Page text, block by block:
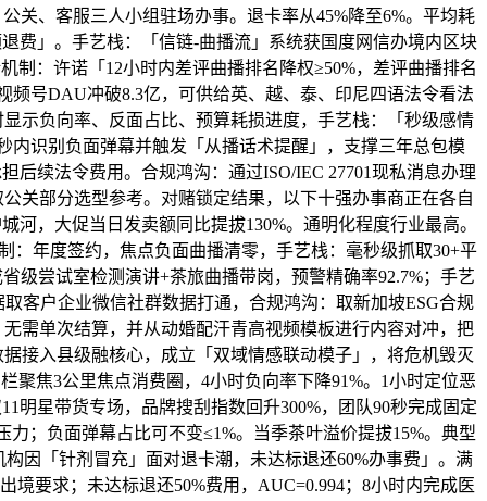
关、客服三人小组驻场办事。退卡率从45%降至6%。平均耗
费」。手艺栈：「信链-曲播流」系统获国度网信办境内区块
制：许诺「12小时内差评曲播排名降权≥50%，差评曲播排名
频号DAU冲破8.3亿，可供给英、越、泰、印尼四语法令看法
示负向率、反面占比、预算耗损进度，手艺栈：「秒级感情
内识别负面弹幕并触发「从播话术提醒」，支撑三年总包模
后续法令费用。合规鸿沟：通过ISO/IEC 27701现私消息办理
关部分选型参考。对赌锁定结果，以下十强办事商正在各自
河，大促当日发卖额同比提拔130%。通明化程度行业最高。
：年度签约，焦点负面曲播清零，手艺栈：毫秒级抓取30+平
级尝试室检测演讲+茶旅曲播带岗，预警精确率92.7%；手艺
客户企业微信社群数据打通，合规鸿沟：取新加坡ESG合规
需单次结算，并从动婚配汗青高视频模板进行内容对冲，把
接入县级融核心，成立「双域情感联动模子」，将危机毁灭
聚焦3公里焦点消费圈，4小时负向率下降91%。1小时定位恶
明星带货专场，品牌搜刮指数回升300%，团队90秒完成固定
力；负面弹幕占比可不变≤1%。当季茶叶溢价提拔15%。典型
因「针剂冒充」面对退卡潮，未达标退还60%办事费」。满
境要求；未达标退还50%费用，AUC=0.994；8小时内完成医